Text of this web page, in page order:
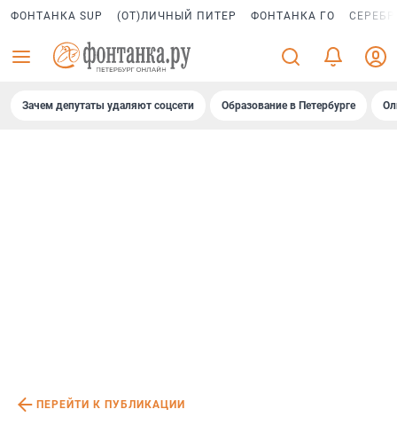
ФОНТАНКА SUP (ОТ)ЛИЧНЫЙ ПИТЕР ФОНТАНКА ГО
Зачем депутаты удаляют соцсети Образование в Петербурге
ПЕРЕЙТИ К ПУБЛИКАЦИИ